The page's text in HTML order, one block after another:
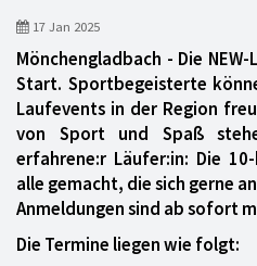
17 Jan 2025
Mönchengladbach - Die
Start. Sportbegeisterte
Laufevents in der Region
von Sport und Spaß
erfahrene:r Läufer:in: Die
alle gemacht, die sich gerne
Anmeldungen sind ab sofort
Die Termine liegen wie folgt: